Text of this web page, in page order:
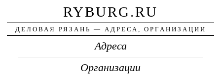
RYBURG.RU
ДЕЛОВАЯ РЯЗАНЬ — АДРЕСА, ОРГАНИЗАЦИИ
Адреса
Организации